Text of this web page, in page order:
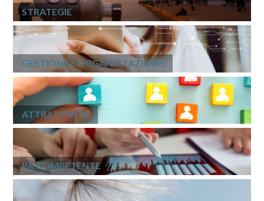
STRATEGIE
GESTIONE E ORGANIZZAZIONE
ATTRATTIVITÀ
PA COMPETENTE